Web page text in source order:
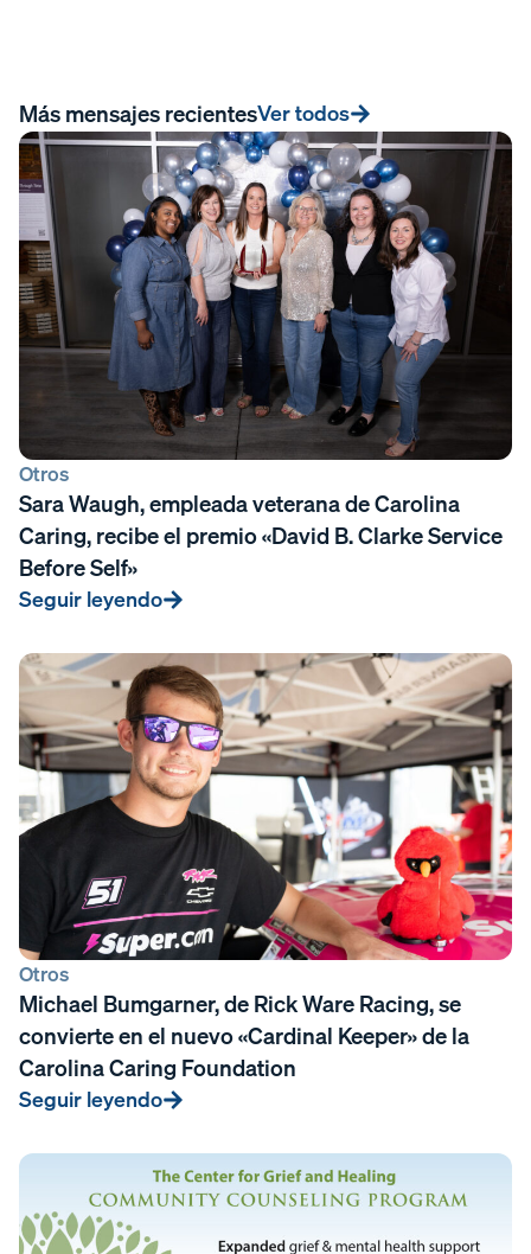
Más mensajes recientesVer todos
Otros
Sara Waugh, empleada veterana de Carolina
Caring, recibe el premio «David B. Clarke Service
Before Self»
Seguir leyendo
Otros
Michael Bumgarner, de Rick Ware Racing, se
convierte en el nuevo «Cardinal Keeper» de la
Carolina Caring Foundation
Seguir leyendo